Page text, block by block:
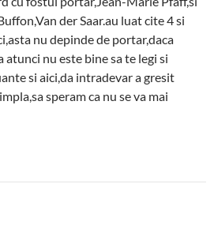
der Saar.au luat cite 4 si
nu depinde de portar,daca
atunci nu este bine sa te legi si
si aici,da intradevar a gresit
speram ca nu se va mai